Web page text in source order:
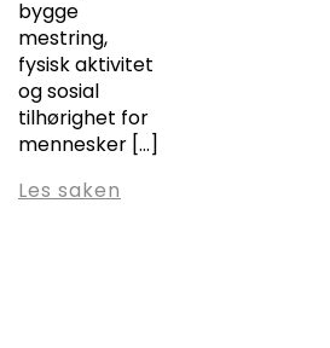
bygge
mestring,
fysisk aktivitet
og sosial
tilhørighet for
mennesker […]
Les saken